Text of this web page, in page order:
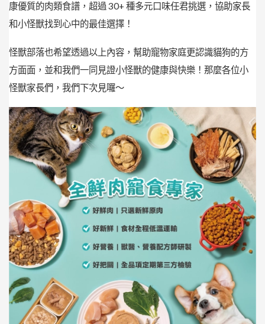
康優質的肉類食譜，超過 30+ 種多元口味任君挑選，協助家長
和小怪獸找到心中的最佳選擇！
怪獸部落也希望透過以上內容，幫助寵物家庭更認識貓狗的方
方面面，並和我們一同見證小怪獸的健康與快樂！那麼各位小
怪獸家長們，我們下次見囉～